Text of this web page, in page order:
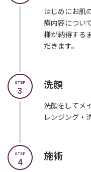
はじめにお肌
療内容につい
様が納得する
だきます。
洗顔
洗顔をしてメ
レンジング・
STEP
3
施術
STEP
4